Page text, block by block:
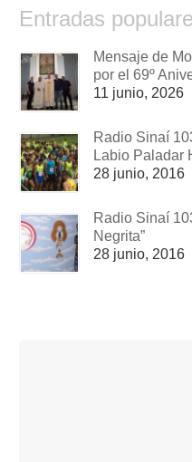
Entradas
Mensaje de
por el 69º
11 junio, 2026
Radio Sinaí
Labio Paladar
28 junio, 2016
Radio Sinaí
Negrita”
28 junio, 2016